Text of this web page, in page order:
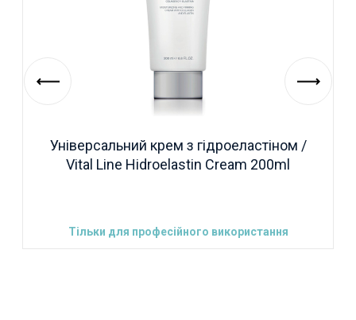
Універсальний крем з гідроеластіном /
Vital Line Hidroelastin Cream 200ml
Тільки для професійного використання